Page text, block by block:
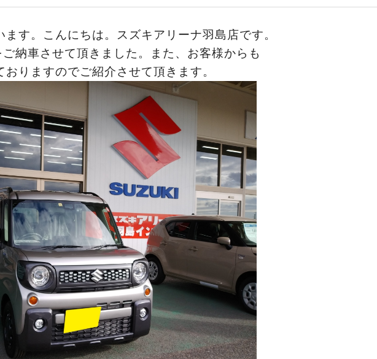
す。こんにちは。スズキアリーナ羽島店です。
納車させて頂きました。また、お客様からも
りますのでご紹介させて頂きます。